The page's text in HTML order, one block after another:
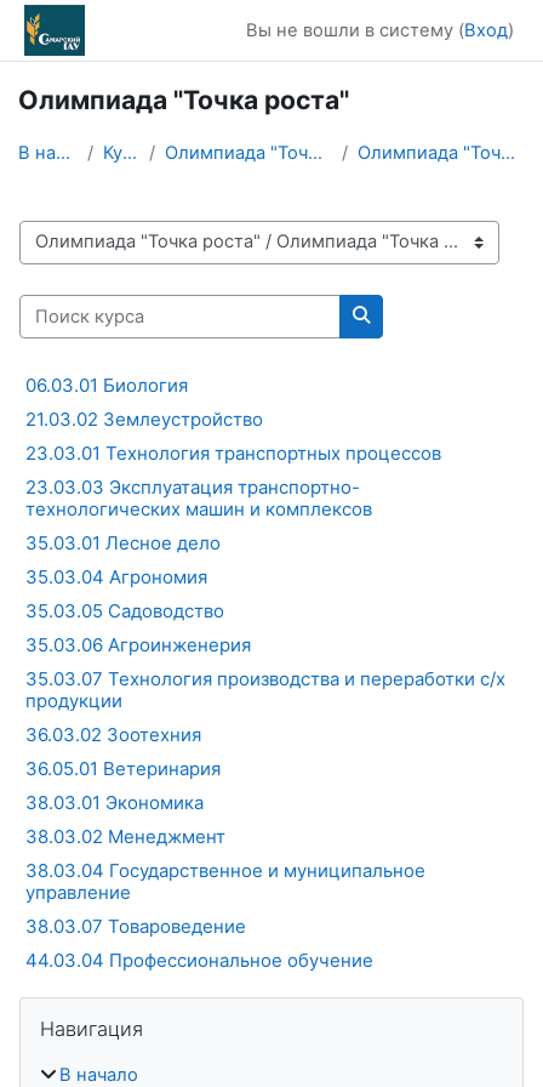
Перейти к основному содержанию
Вы не вошли в систему (Вход)
Олимпиада "Точка роста"
В начало Курсы Олимпиада "Точка роста" Олимпиада "Точка роста"
Категории курсов
Поиск курса
Поиск курса
06.03.01 Биология
21.03.02 Землеустройство
23.03.01 Технология транспортных процессов
23.03.03 Эксплуатация транспортно-
технологических машин и комплексов
35.03.01 Лесное дело
35.03.04 Агрономия
35.03.05 Садоводство
35.03.06 Агроинженерия
35.03.07 Технология производства и переработки с/х
продукции
36.03.02 Зоотехния
36.05.01 Ветеринария
38.03.01 Экономика
38.03.02 Менеджмент
38.03.04 Государственное и муниципальное
управление
38.03.07 Товароведение
44.03.04 Профессиональное обучение
Блоки
Навигация
В начало